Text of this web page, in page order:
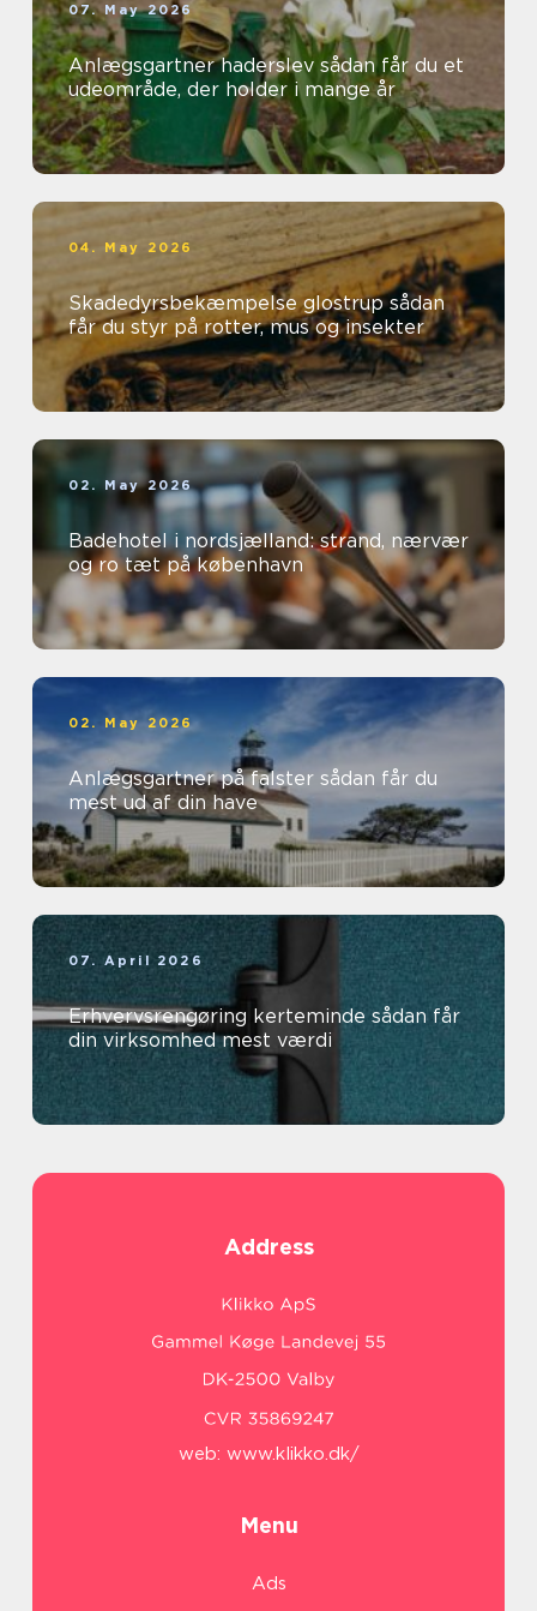
07. May 2026
Anlægsgartner haderslev sådan får du et
udeområde, der holder i mange år
04. May 2026
Skadedyrsbekæmpelse glostrup sådan
får du styr på rotter, mus og insekter
02. May 2026
Badehotel i nordsjælland: strand, nærvær
og ro tæt på københavn
02. May 2026
Anlægsgartner på falster sådan får du
mest ud af din have
07. April 2026
Erhvervsrengøring kerteminde sådan får
din virksomhed mest værdi
Address
web: www.klikko.dk/
Menu
Ads